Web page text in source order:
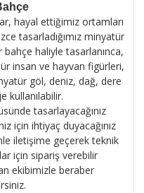
hayal ettiğimiz ortamları
tasarladığımız minyatür
haliyle tasarlanınca,
insan ve hayvan figürleri,
göl, deniz, dağ, dere
kullanılabilir.
tasarlayacağınız
için ihtiyaç duyacağınız
iletişime geçerek teknik
için sipariş verebilir
ekibimizle beraber